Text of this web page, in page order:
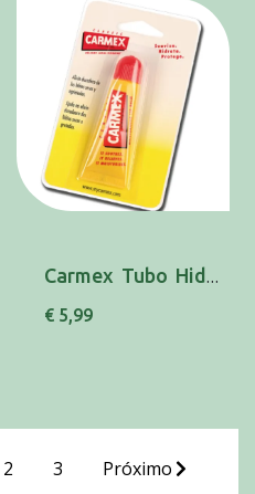
Carmex Tubo Hid Lab 10g
€ 5,99
2 3 Próximo